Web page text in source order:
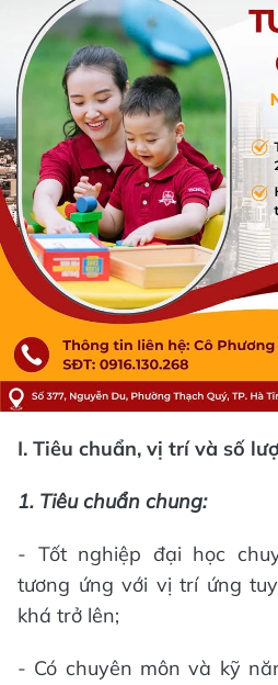
I. Tiêu chuẩn, vị trí và số
1. Tiêu chuẩn chung:
- Tốt nghiệp đại học
tương ứng với vị trí ứng
khá trở lên;
- Có chuyên môn và kỹ